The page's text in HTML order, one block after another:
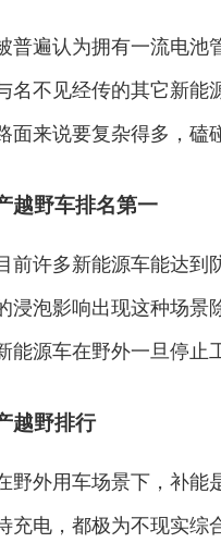
普遍认为拥有一流电池
名不见经传的其它新能
面来说要复杂得多，磕
越野车排名第一
前许多新能源车能达到
浸泡影响出现这种场景
能源车在野外一旦停止
越野排行
野外用车场景下，补能
充电，都极为不现实综